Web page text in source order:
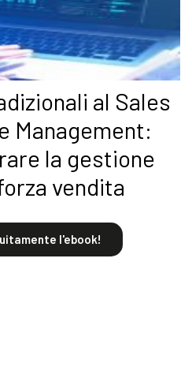
al Sales
Management:
la gestione
vendita
l'ebook!